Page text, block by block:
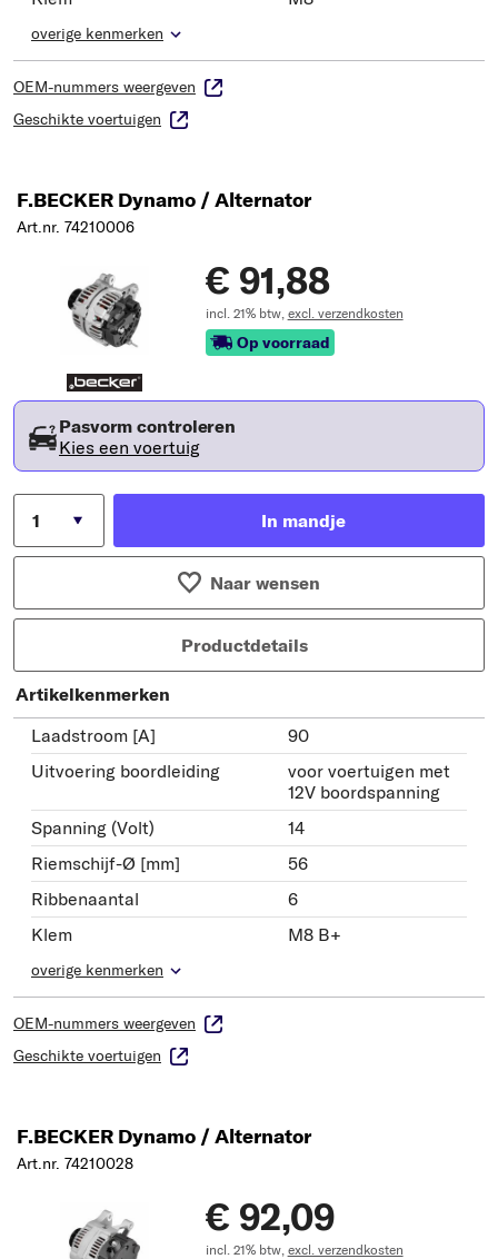
overige kenmerken
OEM-nummers weergeven
Geschikte voertuigen
F.BECKER Dynamo / Alternator
Art.nr. 74210006
€ 91,88
incl. 21% btw, excl. verzendkosten
Op voorraad
Pasvorm controleren
Kies een voertuig
In mandje
Naar wensen
Productdetails
Artikelkenmerken
Laadstroom [A]
90
Uitvoering boordleiding
voor voertuigen met
12V boordspanning
Spanning (Volt)
14
Riemschijf-Ø [mm]
56
Ribbenaantal
6
Klem
M8 B+
overige kenmerken
OEM-nummers weergeven
Geschikte voertuigen
F.BECKER Dynamo / Alternator
Art.nr. 74210028
€ 92,09
incl. 21% btw, excl. verzendkosten